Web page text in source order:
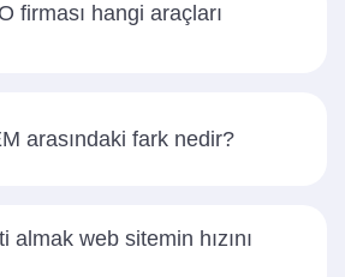
firması hangi araçları
arasındaki fark nedir?
almak web sitemin hızını